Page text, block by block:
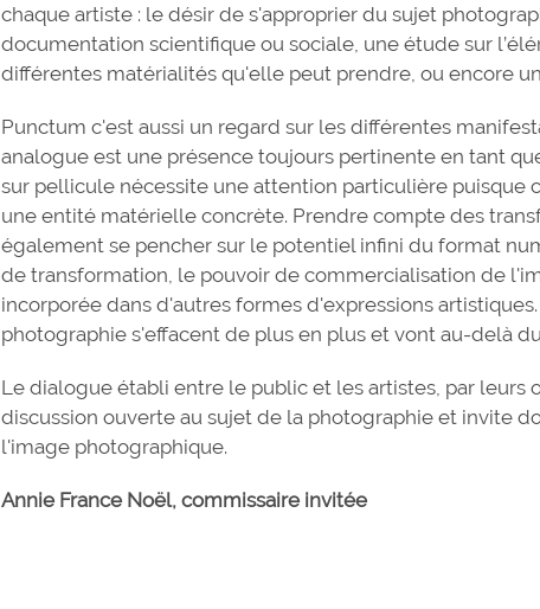
chaque artiste : le désir de s'approprier du sujet
documentation scientifique ou sociale, une étude sur
différentes matérialités qu'elle peut prendre, ou encore
Punctum c'est aussi un regard sur les différentes
analogue est une présence toujours pertinente en tant
sur pellicule nécessite une attention particulière
une entité matérielle concrète. Prendre compte des
également se pencher sur le potentiel infini du format
de transformation, le pouvoir de commercialisation de
incorporée dans d'autres formes d'expressions
photographie s'effacent de plus en plus et vont au-delà
Le dialogue établi entre le public et les artistes, par leurs
discussion ouverte au sujet de la photographie et invite
l'image photographique.
Annie France Noël, commissaire invitée